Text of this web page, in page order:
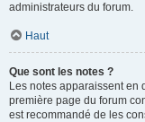
administrateurs du forum.
Haut
Que sont les notes ?
Les notes apparaissent en
première page du forum
est recommandé de les